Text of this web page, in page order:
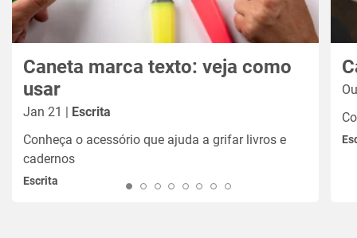
Caneta marca texto: veja como
usar
Jan 21 | Escrita
Conheça o acessório que ajuda a grifar livros e
cadernos
Escrita